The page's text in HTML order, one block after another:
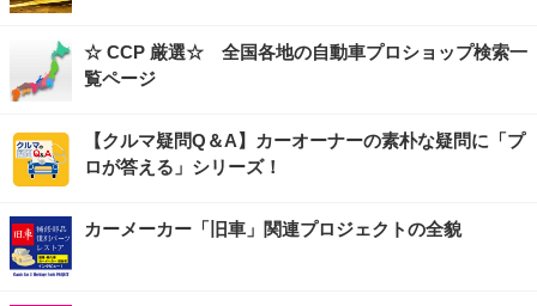
☆ CCP 厳選☆ 全国各地の自動車プロショップ検索一
覧ページ
【クルマ疑問Q＆A】カーオーナーの素朴な疑問に「プ
ロが答える」シリーズ！
カーメーカー「旧車」関連プロジェクトの全貌